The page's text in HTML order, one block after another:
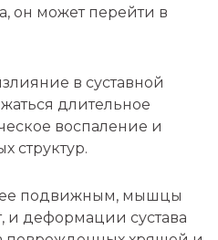
он может перейти в
в суставной
длительное
воспаление и
структур.
подвижным, мышцы
и деформации сустава